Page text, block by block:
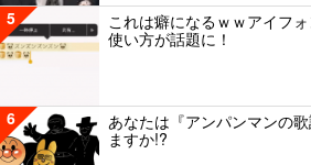
5
これは癖になるｗｗアイフ
使い方が話題に！
6
あなたは『アンパンマンの
ますか!?